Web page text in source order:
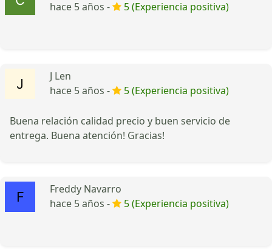
hace 5 años -
5 (Experiencia positiva)
J Len
hace 5 años -
5 (Experiencia positiva)
Buena relación calidad precio y buen servicio de
entrega. Buena atención! Gracias!
Freddy Navarro
hace 5 años -
5 (Experiencia positiva)